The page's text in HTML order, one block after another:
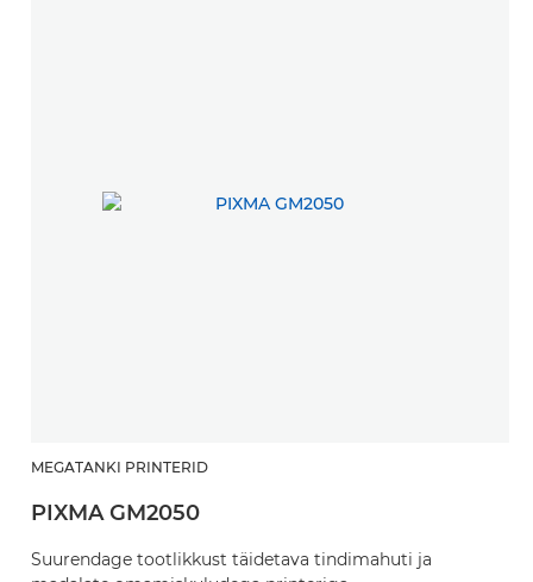
MEGATANKI PRINTERID
PIXMA GM2050
Suurendage tootlikkust täidetava tindimahuti ja